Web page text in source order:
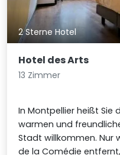
2 Sterne Hotel
Hotel des Arts
13 Zimmer
In Montpellier heißt Sie
warmen und
Stadt willkommen. Nur
de la Comédie